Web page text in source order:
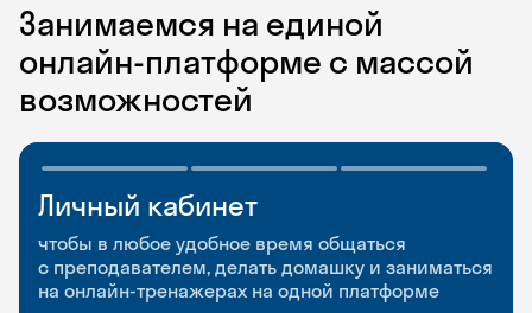
Занимаемся на единой
онлайн-платформе с массой
возможностей
Личный кабинет
чтобы в любое удобное время общаться
с преподавателем, делать домашку и заниматься
на онлайн-тренажерах на одной платформе
Мобильное
приложение
чтобы заниматься и изучать новые слова где
и когда удобно
Разговорные клубы
и Talks
Групповые занятия для разговорной практики
и индивидуальные встречи с преподавателями